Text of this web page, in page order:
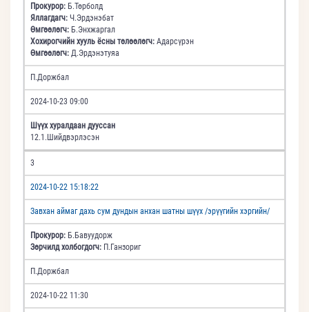
Прокурор: Б.Төрболд
Яллагдагч: Ч.Эрдэнэбат
Өмгөөлөгч: Б.Энхжаргал
Хохирогчийн хууль ёсны төлөөлөгч: Адарсүрэн
Өмгөөлөгч: Д.Эрдэнэтуяа
П.Доржбал
2024-10-23 09:00
Шүүх хуралдаан дууссан
12.1.Шийдвэрлэсэн
3
2024-10-22 15:18:22
Завхан аймаг дахь сум дундын анхан шатны шүүх /эрүүгийн хэргийн/
Прокурор: Б.Бавуудорж
Зөрчилд холбогдогч: П.Ганзориг
П.Доржбал
2024-10-22 11:30